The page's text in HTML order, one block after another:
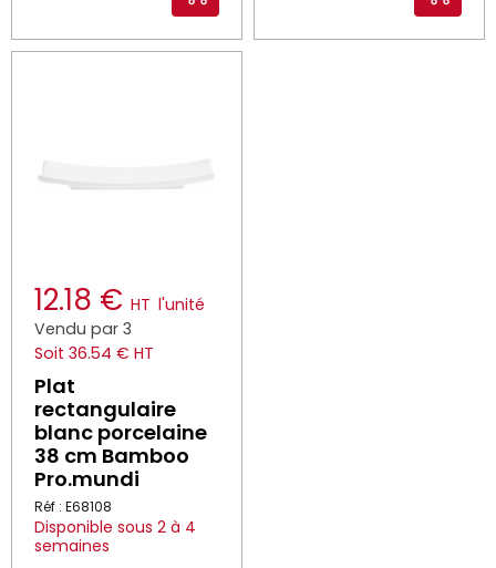
12.18 € HT l'unité
Vendu par 3
Soit 36.54 € HT
Plat
rectangulaire
blanc porcelaine
38 cm Bamboo
Pro.mundi
Réf : E68108
Disponible sous 2 à 4
semaines